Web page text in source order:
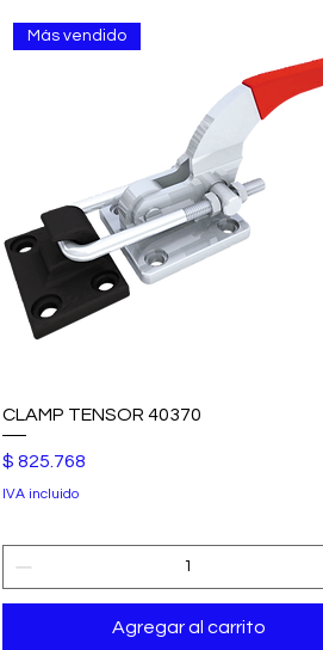
Más vendido
CLAMP TENSOR 40370
Precio
$ 825.768
IVA incluido
Agregar al carrito